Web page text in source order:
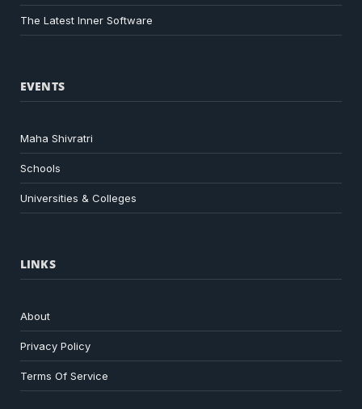
The Latest Inner Software
EVENTS
Maha Shivratri
Schools
Universities & Colleges
LINKS
About
Privacy Policy
Terms Of Service